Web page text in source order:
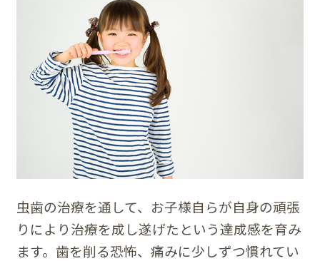
虫歯の治療を通して、お子様自らが自身の頑張
りにより治療を成し遂げたという達成感を育み
ます。歯を削る恐怖、痛みに少しずつ慣れてい